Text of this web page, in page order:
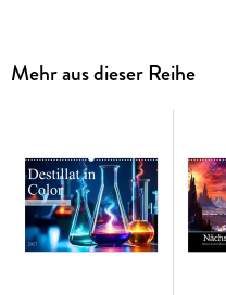
Germany) produzieren. Wir
und sorgen für eine
14 Seiten bestehend aus 1
Indexseite | Papprücken
Dieser erfolgreiche
Bildern und aktualisiertem
Mehr aus dieser Reihe